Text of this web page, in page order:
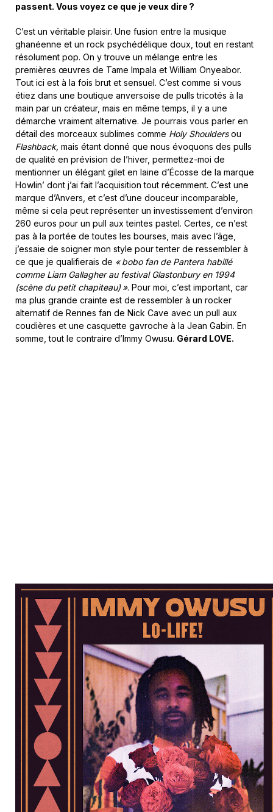
passent. Vous voyez ce que je veux dire ?
C’est un véritable plaisir. Une fusion entre la musique
ghanéenne et un rock psychédélique doux, tout en restant
résolument pop. On y trouve un mélange entre les
premières œuvres de Tame Impala et William Onyeabor.
Tout ici est à la fois brut et sensuel. C’est comme si vous
étiez dans une boutique anversoise de pulls tricotés à la
main par un créateur, mais en même temps, il y a une
démarche vraiment alternative. Je pourrais vous parler en
détail des morceaux sublimes comme Holy Shouldersou
Flashback, mais étant donné que nous évoquons des pulls
de qualité en prévision de l’hiver, permettez-moi de
mentionner un élégant gilet en laine d’Écosse de la marque
Howlin’ dont j’ai fait l’acquisition tout récemment. C’est une
marque d’Anvers, et c’est d’une douceur incomparable,
même si cela peut représenter un investissement d’environ
260 euros pour un pull aux teintes pastel. Certes, ce n’est
pas à la portée de toutes les bourses, mais avec l’âge,
j’essaie de soigner mon style pour tenter de ressembler à
ce que je qualifierais de « bobo fan de Pantera habillé
comme Liam Gallagher au festival Glastonbury en 1994
(scène du petit chapiteau) ». Pour moi, c’est important, car
ma plus grande crainte est de ressembler à un rocker
alternatif de Rennes fan de Nick Cave avec un pull aux
coudières et une casquette gavroche à la Jean Gabin. En
somme, tout le contraire d’Immy Owusu. Gérard LOVE.